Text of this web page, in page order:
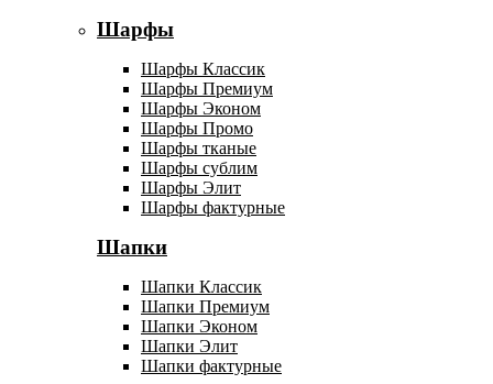
Шарфы
Шарфы Классик
Шарфы Премиум
Шарфы Эконом
Шарфы Промо
Шарфы тканые
Шарфы сублим
Шарфы Элит
Шарфы фактурные
Шапки
Шапки Классик
Шапки Премиум
Шапки Эконом
Шапки Элит
Шапки фактурные